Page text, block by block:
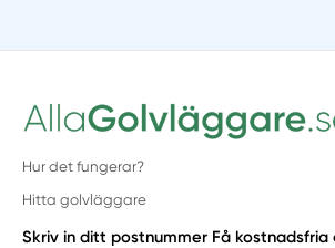
Hur det fungerar?
Hitta golvläggare
Skriv in ditt postnummer Få